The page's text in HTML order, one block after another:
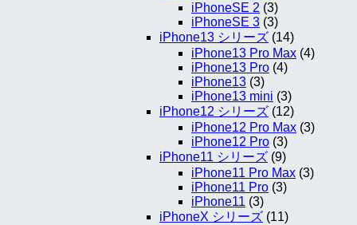
iPhoneSE 2 (3)
iPhoneSE 3 (3)
iPhone13 シリーズ (14)
iPhone13 Pro Max (4)
iPhone13 Pro (4)
iPhone13 (3)
iPhone13 mini (3)
iPhone12 シリーズ (12)
iPhone12 Pro Max (3)
iPhone12 Pro (3)
iPhone11 シリーズ (9)
iPhone11 Pro Max (3)
iPhone11 Pro (3)
iPhone11 (3)
iPhoneX シリーズ (11)